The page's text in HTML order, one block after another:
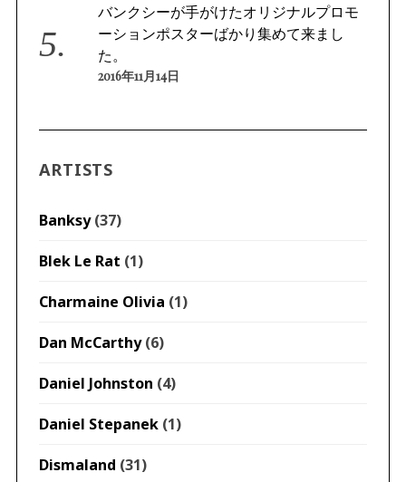
バンクシーが手がけたオリジナルプロモ
ーションポスターばかり集めて来まし
た。
2016年11月14日
ARTISTS
Banksy(37)
Blek Le Rat (1)
Charmaine Olivia (1)
Dan McCarthy(6)
Daniel Johnston (4)
Daniel Stepanek(1)
Dismaland (31)